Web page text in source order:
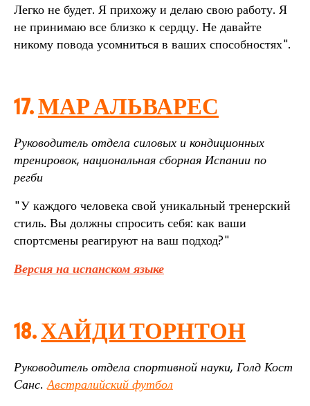
Легко не будет. Я прихожу и делаю свою работу. Я
не принимаю все близко к сердцу. Не давайте
никому повода усомниться в ваших способностях".
17.МАР АЛЬВАРЕС
Руководитель отдела силовых и кондиционных
тренировок, национальная сборная Испании по
регби
"У каждого человека свой уникальный тренерский
стиль. Вы должны спросить себя: как ваши
спортсмены реагируют на ваш подход?"
Версия на испанском языке
18.ХАЙДИ ТОРНТОН
Руководитель отдела спортивной науки, Голд Кост
Санс.Австралийский футбол